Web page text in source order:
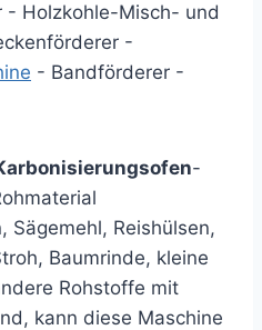
- Holzkohle-Misch- und
-
- Bandförderer -
-
Sägemehl, Reishülsen,
Baumrinde, kleine
Rohstoffe mit
kann diese Maschine